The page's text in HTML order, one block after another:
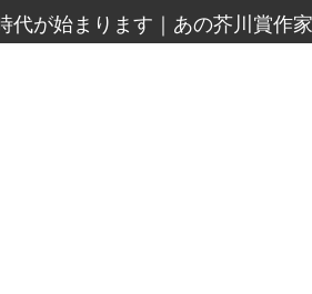
代が始まります あの芥川賞作